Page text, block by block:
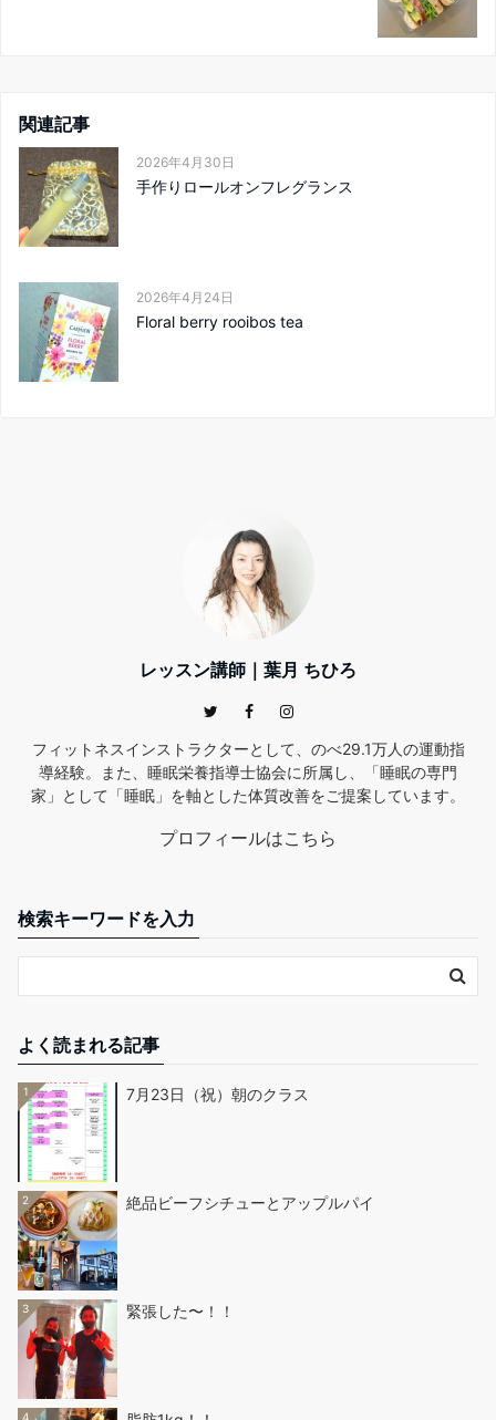
関連記事
2026年4月30日
手作りロールオンフレグランス
2026年4月24日
Floral berry rooibos tea
レッスン講師｜葉月 ちひろ
フィットネスインストラクターとして、のべ29.1万人の運動指
導経験。また、睡眠栄養指導士協会に所属し、「睡眠の専門
家」として「睡眠」を軸とした体質改善をご提案しています。
プロフィールはこちら
検索キーワードを入力
よく読まれる記事
1 7月23日（祝）朝のクラス
2 絶品ビーフシチューとアップルパイ
3 緊張した〜！！
4